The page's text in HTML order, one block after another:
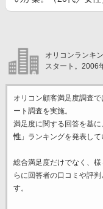
オリコンランキ
スタート。2006
オリコン顧客満足度調査
ート調査を実施。
満足度に関する回答を基
性」ランキングを発表して
総合満足度だけでなく、様
らに回答者の口コミや評
す。